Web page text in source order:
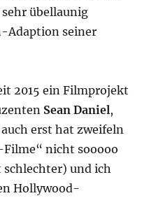
übellaunig
Adaption seiner
2015 ein Filmprojekt
Sean Daniel,
erst hat zweifeln
nicht sooooo
und ich
Hollywood-